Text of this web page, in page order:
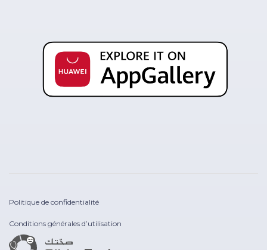
Politique de confidentialité
Conditions générales d’utilisation